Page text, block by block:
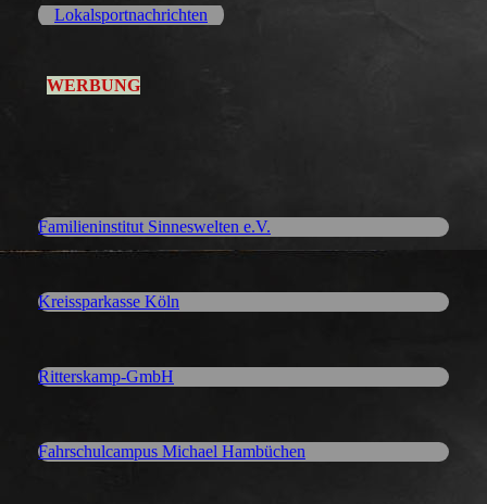
Lokalsportnachrichten
WERBUNG
Familieninstitut Sinneswelten e.V.
Kreissparkasse Köln
Ritterskamp-GmbH
Fahrschulcampus Michael Hambüchen